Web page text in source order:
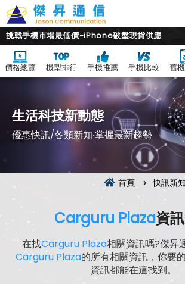
挑戰手機市場最低價~iPhone破盤現貨供應
價格總覽 機型排行 手機推薦 手機比較 舊
生活科技新動態
優惠快訊/各類新知‧掌握最新趨勢
首頁 快訊新知
Carguru Plaza資
在找Carguru Plaza相關資訊嗎?傑昇
Carguru Plaza的所有相關資訊，你要的
資訊都能在這找到。